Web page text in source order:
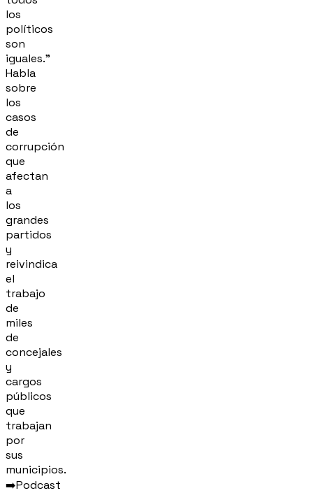
los
políticos
son
iguales."
Habla
sobre
los
casos
de
corrupción
que
afectan
a
los
grandes
partidos
y
reivindica
el
trabajo
de
miles
de
concejales
y
cargos
públicos
que
trabajan
por
sus
municipios.
➡️Podcast